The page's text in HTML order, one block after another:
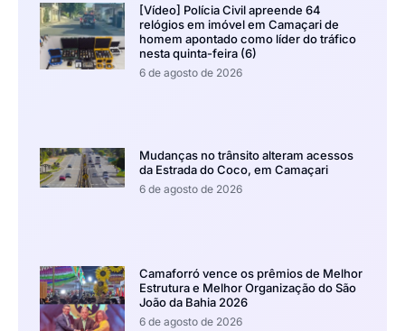
[Vídeo] Polícia Civil apreende 64
relógios em imóvel em Camaçari de
homem apontado como líder do tráfico
nesta quinta-feira (6)
6 de agosto de 2026
Mudanças no trânsito alteram acessos
da Estrada do Coco, em Camaçari
6 de agosto de 2026
Camaforró vence os prêmios de Melhor
Estrutura e Melhor Organização do São
João da Bahia 2026
6 de agosto de 2026